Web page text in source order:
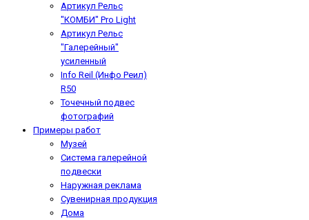
Артикул Рельс
"КОМБИ" Pro Light
Артикул Рельс
"Галерейный"
усиленный
Info Reil (Инфо Реил)
R50
Точечный подвес
фотографий
Примеры работ
Музей
Система галерейной
подвески
Наружная реклама
Сувенирная продукция
Дома